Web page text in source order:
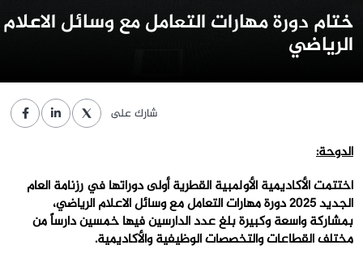
ختام دورة مهارات التعامل مع وسائل الاعلام
الرياضي
شارك على
الدوحة:
اختتمت الأكاديمية الأولمبية القطرية أولى دوراتها في رزنامة العام
الجديد 2025 دورة مهارات التعامل مع وسائل الاعلام الرياضي،
بمشاركة واسعة وكبيرة بلغ عدد الدارسين فيها خمسين دارساً من
مختلف القطاعات والتخصصات الوظيفية والأكاديمية.